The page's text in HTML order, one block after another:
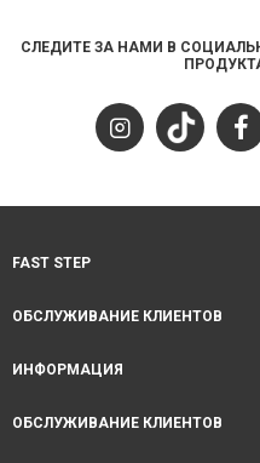
СЛЕДИТЕ ЗА НАМИ В
FAST STEP
ОБСЛУЖИВАНИЕ КЛИЕНТОВ
ИНФОРМАЦИЯ
ОБСЛУЖИВАНИЕ КЛИЕНТОВ